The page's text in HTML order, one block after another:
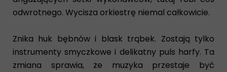
odwrotnego. Wycisza orkiestrę niemal całkowicie.
Znika huk bębnów i blask trąbek. Zostają tylko
instrumenty smyczkowe i delikatny puls harfy. Ta
zmiana sprawia, że muzyka przestaje być